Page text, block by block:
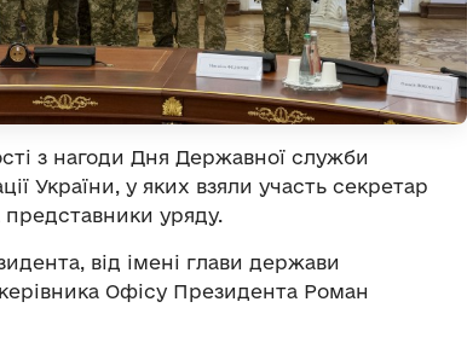
з нагоди Дня Державної служби
України, у яких взяли участь секретар
представники уряду.
від імені глави держави
Офісу Президента Роман